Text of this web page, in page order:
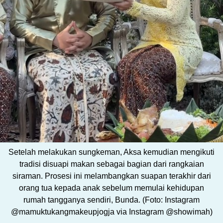
Setelah melakukan sungkeman, Aksa kemudian mengikuti
tradisi disuapi makan sebagai bagian dari rangkaian
siraman. Prosesi ini melambangkan suapan terakhir dari
orang tua kepada anak sebelum memulai kehidupan
rumah tangganya sendiri, Bunda. (Foto: Instagram
@mamuktukangmakeupjogja via Instagram @showimah)